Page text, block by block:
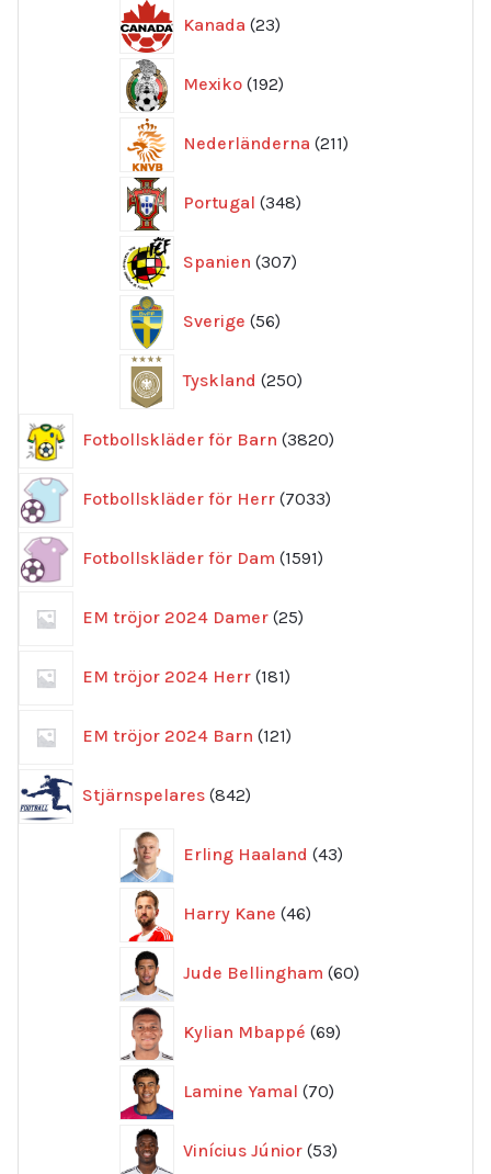
Kanada 23
produkter
Mexiko 192
produkter
Nederländerna 211
produkter
Portugal 348
produkter
Spanien 307
produkter
Sverige 56
produkter
Tyskland 250
produkter
Fotbollskläder för Barn 3820
produkter
Fotbollskläder för Herr 7033
produkter
Fotbollskläder för Dam 1591
produkter
EM tröjor 2024 Damer 25
produkter
EM tröjor 2024 Herr 181
produkter
EM tröjor 2024 Barn 121
produkter
Stjärnspelares 842
produkter
Erling Haaland 43
produkter
Harry Kane 46
produkter
Jude Bellingham 60
produkter
Kylian Mbappé 69
produkter
Lamine Yamal 70
produkter
Vinícius Júnior 53
produkter